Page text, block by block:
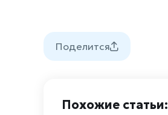
Поделится
Похожие статьи: